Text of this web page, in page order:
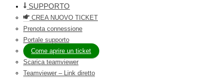
SUPPORTO
CREA NUOVO TICKET
Prenota connessione
Portale supporto
Come aprire un ticket
Scarica teamviewer
Teamviewer – Link diretto